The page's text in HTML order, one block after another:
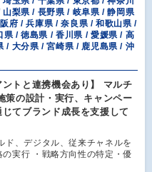
梨県 / 長野県 / 岐阜県 / 静岡県
府 / 兵庫県 / 奈良県 / 和歌山県 /
/ 徳島県 / 香川県 / 愛媛県 / 高
/ 大分県 / 宮崎県 / 鹿児島県 / 沖
ントと連携機会あり】 マルチ
策の設計・実行、キャンペー
てブランド成長を支援して
ド、デジタル、従来チャネルを
実行 ・戦略方向性の特定・優